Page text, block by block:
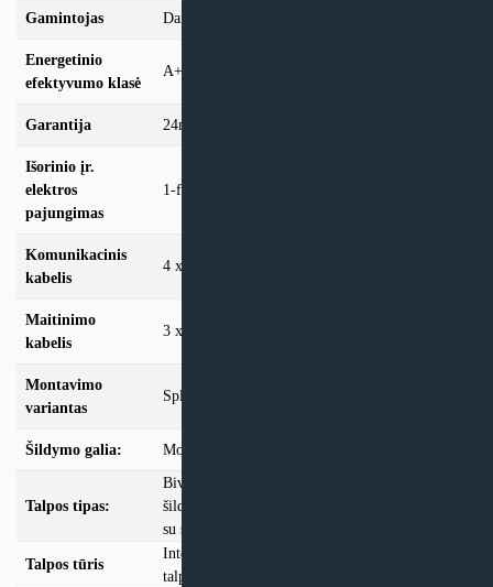
Gamintojas Daikin
Energetinio
efektyvumo klasė
A+++
Garantija 24mėn + *12 mėn. su kasmet. aptarn.
Išorinio įr.
elektros
pajungimas
1-f/230V/25A
Komunikacinis
kabelis
4 x 1,5mm²
Maitinimo
kabelis
3 x 4mm²
Montavimo
variantas
Split
Šildymo galia: Modeliai iki 10kW
Talpos tipas:
Bivalentė talpa su saulės kolektorių ir antrinio
šildymo šaltinio prijungimo galimybe, Talpa tik
su saulės kolektorių prijungimo galimybe
Talpos tūris
Integruota 294 litrų talpa, Integruota 477 litrų
talpa